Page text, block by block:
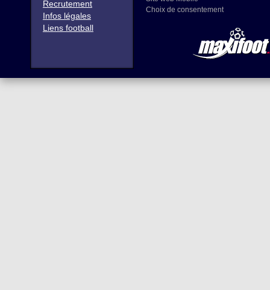
Recrutement
Infos légales
Liens football
Choix de consentement